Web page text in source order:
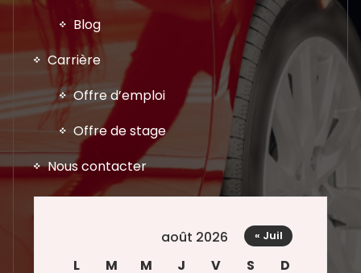
Blog
Carrière
Offre d’emploi
Offre de stage
Nous contacter
août 2026
L
M M J V S D
« Juil